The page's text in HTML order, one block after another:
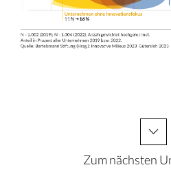
Zum nächsten